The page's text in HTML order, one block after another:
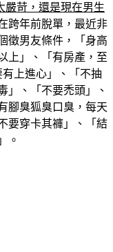
嚴苛，還是現在男生
跨年前脫單，最近非
徵男友條件，「身高
上」、「有房產，至
上進心」、「不抽
」、「不要禿頭」、
腳臭狐臭口臭，每天
要穿卡其褲」、「結
。